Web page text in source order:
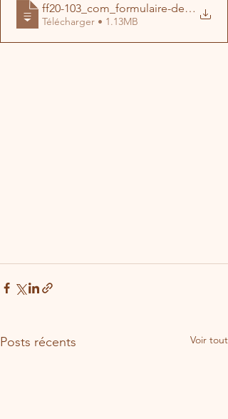
ff20-103_com_formulaire-
Télécharger • 1.13MB
Posts récents Voir tout